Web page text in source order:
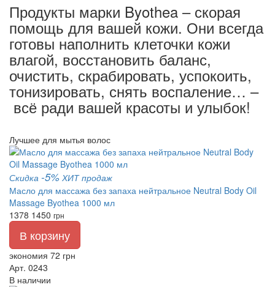
Продукты марки Byothea – скорая
помощь для вашей кожи. Они всегда
готовы наполнить клеточки кожи
влагой, восстановить баланс,
очистить, скрабировать, успокоить,
тонизировать, снять воспаление… –
всё ради вашей красоты и улыбок!
Лучшее для мытья волос
Скидка -5% ХИТ продаж
Масло для массажа без запаха нейтральное Neutral Body Oil
Massage Byothea 1000 мл
1378 1450 грн
В корзину
экономия 72 грн
Арт. 0243
В наличии